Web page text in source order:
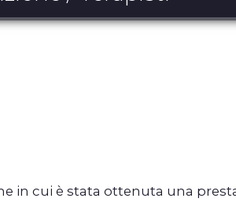
in cui è stata ottenuta una